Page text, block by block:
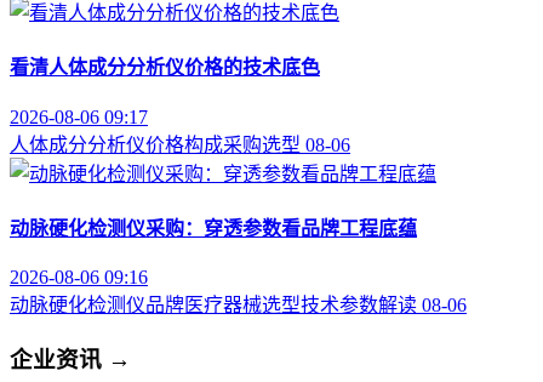
看清人体成分分析仪价格的技术底色
2026-08-06 09:17
人体成分分析仪价格构成采购选型 08-06
动脉硬化检测仪采购：穿透参数看品牌工程底蕴
2026-08-06 09:16
动脉硬化检测仪品牌医疗器械选型技术参数解读 08-06
企业资讯 →